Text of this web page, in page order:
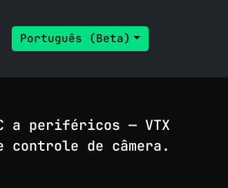
Português (Beta)
a periféricos — VTX
controle de câmera.